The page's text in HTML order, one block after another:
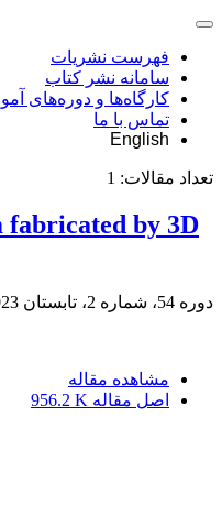
فهرست نشریات
سامانه نشر کتاب
کارگاه‌ها و دوره‌های
تماس با ما
English
تعداد مقالات: 1
fabricated by 3D
دوره 54، شماره 2، تابستان 2023، صفحه
مشاهده مقاله
اصل مقاله 956.2 K